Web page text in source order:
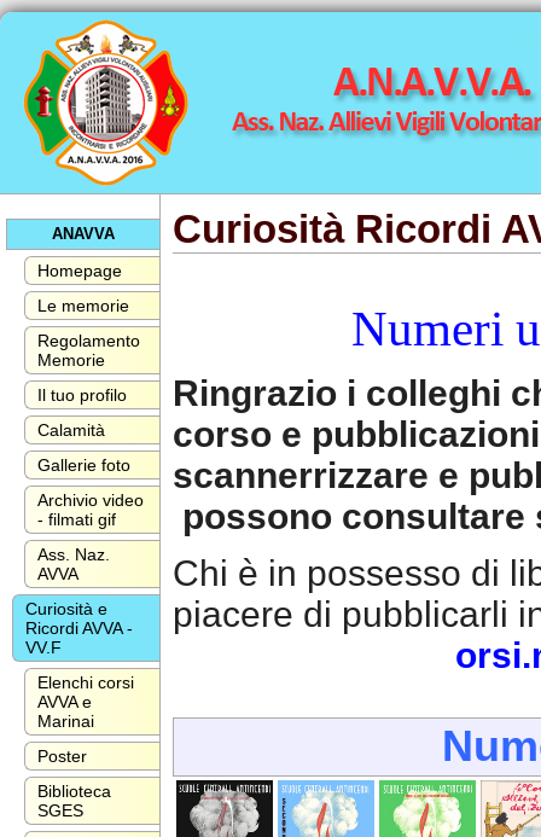
ANAVVA
Homepage
Le memorie
Regolamento
Memorie
Il tuo profilo
Calamità
Gallerie foto
Archivio video
- filmati gif
Ass. Naz.
AVVA
Curiosità e
Ricordi AVVA -
VV.F
Elenchi corsi
AVVA e
Marinai
Poster
Biblioteca
SGES
Curiosità Ricordi
Numeri
Ringrazio i colleghi
corso e
scannerrizzare e
possono consultare
Chi è in possesso di
piacere di pubblicarli